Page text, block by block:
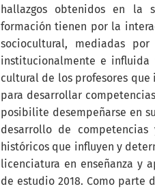
hallazgos obtenidos en la
formación tienen por la
sociocultural, mediadas
institucionalmente e
cultural de los profesores
para desarrollar
posibilite desempeñarse en
desarrollo de
históricos que influyen y
licenciatura en enseñanza y
de estudio 2018. Como parte